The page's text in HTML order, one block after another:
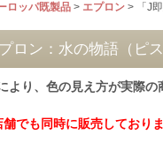
ロッパ既製品 > エプロン > 「J
ロン：水の物語（ピ
より、色の見え方が実際
でも同時に販売しており